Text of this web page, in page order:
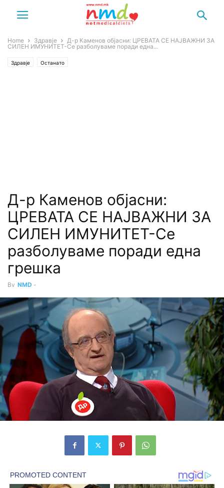
Home Здравје
Д-р Каменов објасни: ЦРЕВАТА СЕ НАЈВАЖНИ ЗА
СИЛЕН ИМУНИТЕТ-Се разболуваме поради една...
Здравје Останато
Д-р Каменов објасни:
ЦРЕВАТА СЕ НАЈВАЖНИ ЗА
СИЛЕН ИМУНИТЕТ-Се
разболуваме поради една
гpeшкa
By NMD -